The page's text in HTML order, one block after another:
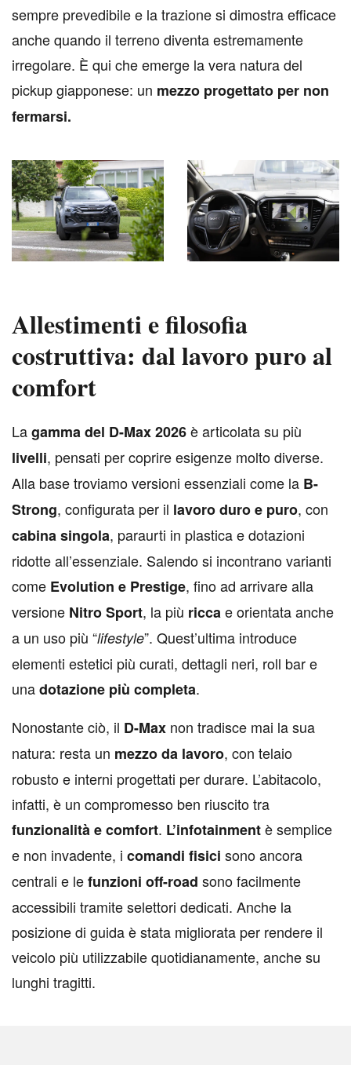
sempre prevedibile e la trazione si dimostra efficace
anche quando il terreno diventa estremamente
irregolare. È qui che emerge la vera natura del
pickup giapponese: un mezzo progettato per non
fermarsi.
Allestimenti e filosofia
costruttiva: dal lavoro puro al
comfort
Lagamma del D-Max 2026è articolata su più
livelli, pensati per coprire esigenze molto diverse.
Alla base troviamo versioni essenziali come la B-
Strong, configurata per il lavoro duro e puro, con
cabina singola, paraurti in plastica e dotazioni
ridotte all’essenziale. Salendo si incontrano varianti
come Evolution e Prestige, fino ad arrivare alla
versione Nitro Sport, la più riccae orientata anche
a un uso più “lifestyle”. Quest’ultima introduce
elementi estetici più curati, dettagli neri, roll bar e
unadotazione più completa.
Nonostante ciò, il D-Max non tradisce mai la sua
natura: resta un mezzo da lavoro, con telaio
robusto e interni progettati per durare. L’abitacolo,
infatti, è un compromesso ben riuscito tra
funzionalità e comfort. L’infotainmentè semplice
e non invadente, i comandi fisici sono ancora
centrali e lefunzioni off-road sono facilmente
accessibili tramite selettori dedicati. Anche la
posizione di guida è stata migliorata per rendere il
veicolo più utilizzabile quotidianamente, anche su
lunghi tragitti.